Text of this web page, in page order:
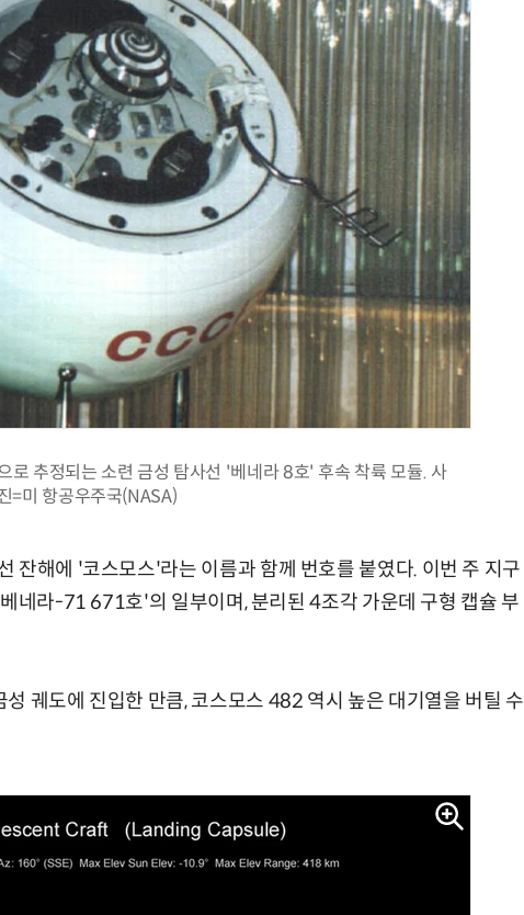
추정되는 소련 금성 탐사선 '베네라 8호' 후속 착륙 모듈. 사
=미 항공우주국(NASA)
잔해에 '코스모스'라는 이름과 함께 번호를 붙였다. 이번 주 지구
네라-71 671호'의 일부이며, 분리된 4조각 가운데 구형 캡슐 부
궤도에 진입한 만큼, 코스모스 482 역시 높은 대기열을 버틸 수